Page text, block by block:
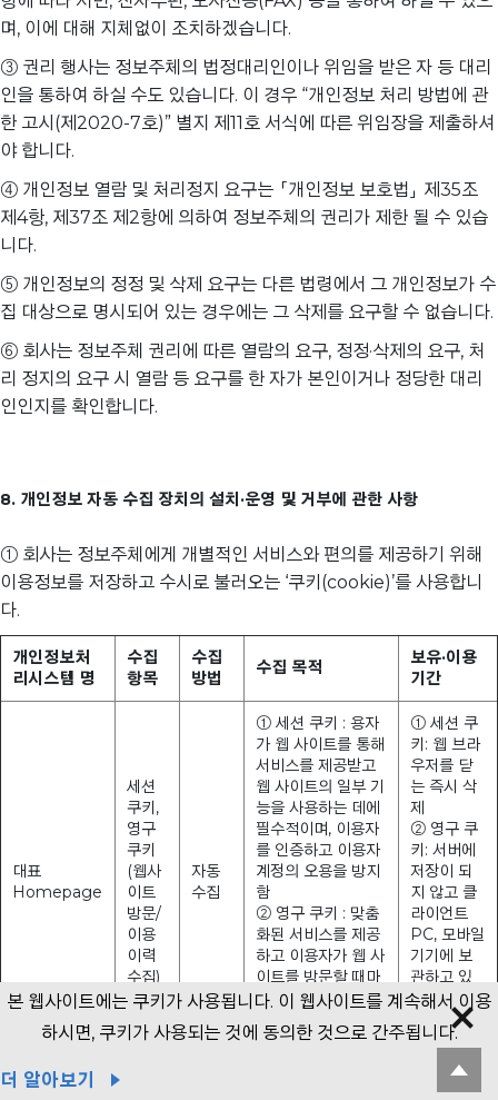
본 웹사이트에는 쿠키가 사용됩니다. 이 웹사이트를 계속해서 이용
하시면, 쿠키가 사용되는 것에 동의한 것으로 간주됩니다.
더 알아보기
며, 이에 대해 지체없이 조치하겠습니다.
③ 권리 행사는 정보주체의 법정대리인이나 위임을 받은 자 등 대리
인을 통하여 하실 수도 있습니다. 이 경우 “개인정보 처리 방법에 관
한 고시(제2020-7호)” 별지 제11호 서식에 따른 위임장을 제출하셔
야 합니다.
④ 개인정보 열람 및 처리정지 요구는 「개인정보 보호법」 제35조
제4항, 제37조 제2항에 의하여 정보주체의 권리가 제한 될 수 있습
니다.
⑤ 개인정보의 정정 및 삭제 요구는 다른 법령에서 그 개인정보가 수
집 대상으로 명시되어 있는 경우에는 그 삭제를 요구할 수 없습니다.
⑥ 회사는 정보주체 권리에 따른 열람의 요구, 정정·삭제의 요구, 처
리 정지의 요구 시 열람 등 요구를 한 자가 본인이거나 정당한 대리
인인지를 확인합니다.
8. 개인정보 자동 수집 장치의 설치·운영 및 거부에 관한 사항
① 회사는 정보주체에게 개별적인 서비스와 편의를 제공하기 위해
이용정보를 저장하고 수시로 불러오는 ‘쿠키(cookie)’를 사용합니
다.
개인정보처
리시스템 명
수집
항목
수집
방법
수집 목적
보유·이용
기간
대표
Homepage
세션
쿠키,
영구
쿠키
(웹사
이트
방문/
이용
이력
수집)
자동
수집
① 세션 쿠키 : 용자
가 웹 사이트를 통해
서비스를 제공받고
웹 사이트의 일부 기
능을 사용하는 데에
필수적이며, 이용자
를 인증하고 이용자
계정의 오용을 방지
함
② 영구 쿠키 : 맞춤
화된 서비스를 제공
하고 이용자가 웹 사
이트를 방문할 때마
다 기본 설정을 재입
움을 감소
① 세션 쿠
키: 웹 브라
우저를 닫
는 즉시 삭
제
② 영구 쿠
키: 서버에
저장이 되
지 않고 클
라이언트
PC, 모바일
기기에 보
관하고 있
으며, 개별
설정에 따
름
원/부자재